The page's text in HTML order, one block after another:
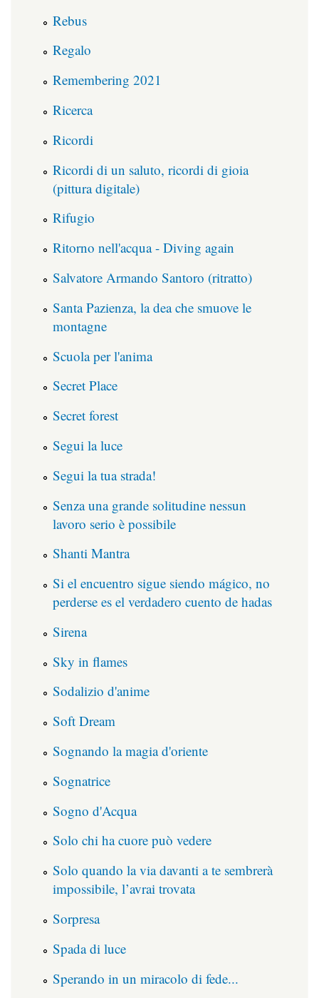
Rebus
Regalo
Remembering 2021
Ricerca
Ricordi
Ricordi di un saluto, ricordi di gioia
(pittura digitale)
Rifugio
Ritorno nell'acqua - Diving again
Salvatore Armando Santoro (ritratto)
Santa Pazienza, la dea che smuove le
montagne
Scuola per l'anima
Secret Place
Secret forest
Segui la luce
Segui la tua strada!
Senza una grande solitudine nessun
lavoro serio è possibile
Shanti Mantra
Si el encuentro sigue siendo mágico, no
perderse es el verdadero cuento de hadas
Sirena
Sky in flames
Sodalizio d'anime
Soft Dream
Sognando la magia d'oriente
Sognatrice
Sogno d'Acqua
Solo chi ha cuore può vedere
Solo quando la via davanti a te sembrerà
impossibile, l’avrai trovata
Sorpresa
Spada di luce
Sperando in un miracolo di fede...